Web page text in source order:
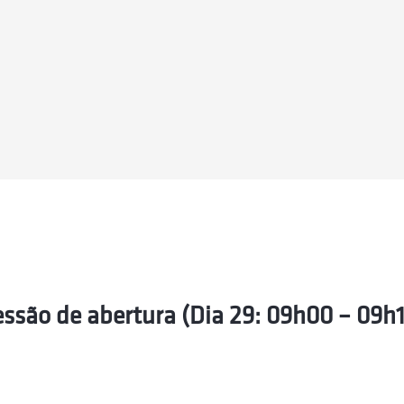
de abertura (Dia 29: 09h00 –